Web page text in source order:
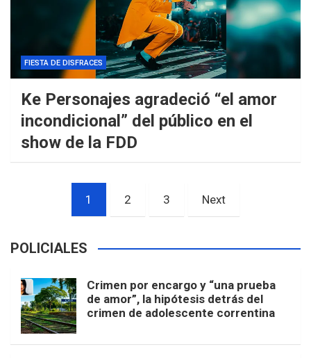
FIESTA DE DISFRACES
Ke Personajes agradeció “el amor
incondicional” del público en el
show de la FDD
Paginación
entradas
1 2 3 Next
POLICIALES
Crimen por encargo y “una prueba
de amor”, la hipótesis detrás del
crimen de adolescente correntina